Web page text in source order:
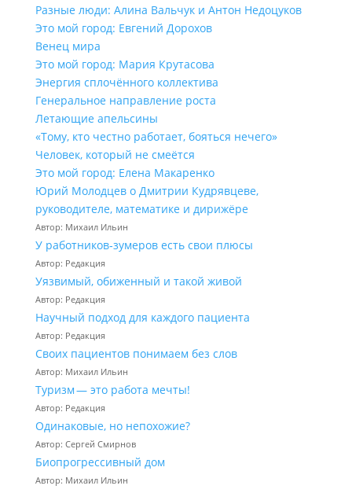
Разные люди: Алина Вальчук и Антон Недоцуков
Это мой город: Евгений Дорохов
Венец мира
Это мой город: Мария Крутасова
Энергия сплочённого коллектива
Генеральное направление роста
Летающие апельсины
«Тому, кто честно работает, бояться нечего»
Человек, который не смеётся
Это мой город: Елена Макаренко
Юрий Молодцев о Дмитрии Кудрявцеве,
руководителе, математике и дирижёре
Автор: Михаил Ильин
У работников‑зумеров есть свои плюсы
Автор: Редакция
Уязвимый, обиженный и такой живой
Автор: Редакция
Научный подход для каждого пациента
Автор: Редакция
Своих пациентов понимаем без слов
Автор: Михаил Ильин
Туризм — это работа мечты!
Автор: Редакция
Одинаковые, но непохожие?
Автор: Сергей Смирнов
Биопрогрессивный дом
Автор: Михаил Ильин